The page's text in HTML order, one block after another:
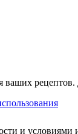
рецептов.
и условиями